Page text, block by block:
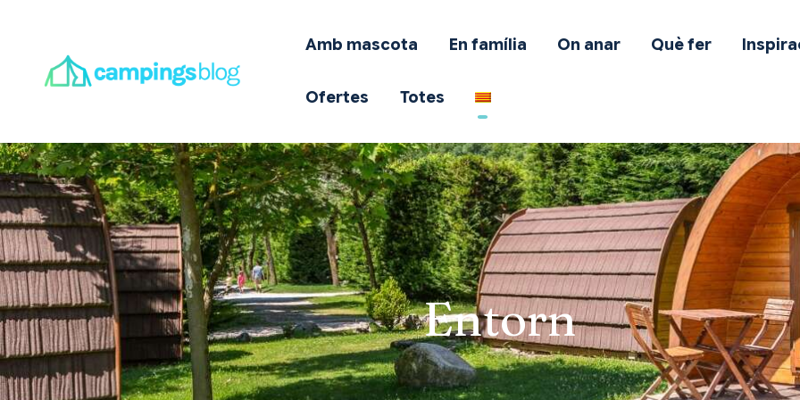
Amb mascota En família On anar Què fer
Ofertes Totes
Entorn
On anar
Què fer
Inspiració
Ofertes
Totes